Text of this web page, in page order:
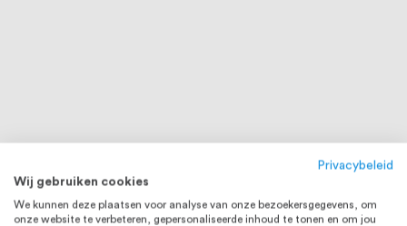
Privacybeleid
Wij gebruiken cookies
We kunnen deze plaatsen voor analyse van onze bezoekersgegevens, om
onze website te verbeteren, gepersonaliseerde inhoud te tonen en om jou